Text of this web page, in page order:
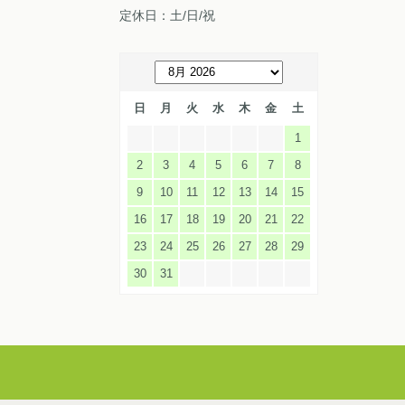
定休日：土/日/祝
日 月 火 水 木 金 土
1
2
3 4 5 6 7
8
9
10 11 12 13 14
15
16
17 18 19 20 21
22
23
24 25 26 27 28
29
30
31